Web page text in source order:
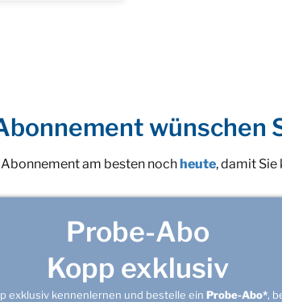
wünschen
am besten nochheute, damit
Probe-Abo
Kopp exklusiv
exklusiv kennenlernen und bestelle ein Probe-Abo*,